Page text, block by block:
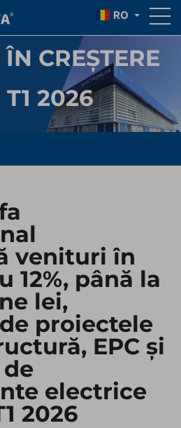
RO
CREȘTERE
T1 2026
venituri în
12%, până la
lei,
proiectele
EPC și
electrice
2026